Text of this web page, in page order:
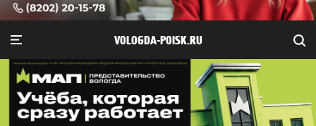
VOLOGDA-POISK.RU